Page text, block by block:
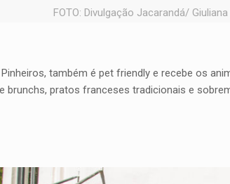
FOTO: Divulgação Jacarandá/
também é pet friendly e recebe os
brunchs, pratos franceses tradicionais e